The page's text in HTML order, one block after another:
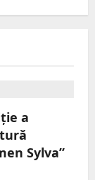
a
Sylva”